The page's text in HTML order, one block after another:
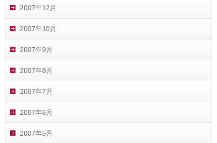
2007年12月
2007年10月
2007年9月
2007年8月
2007年7月
2007年6月
2007年5月